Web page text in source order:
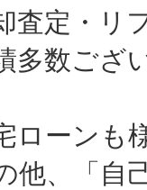
査定・リ
多数ござ
ローンも
他、「自